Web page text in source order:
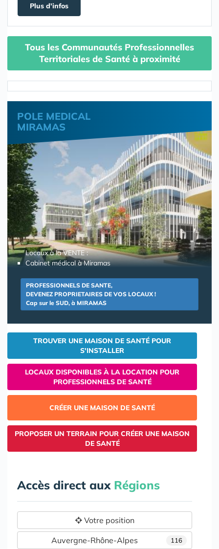
Plus d'infos
Tous les Communautés Professionnelles
Territoriales de Santé à proximité
POLE MEDICAL
MIRAMAS
Locaux à la VENTE :
Cabinet médical à Miramas
PROFESSIONNELS DE SANTE,
DEVENEZ PROPRIETAIRES DE VOS LOCAUX !
Cap sur le SUD, à MIRAMAS
TROUVER UNE MAISON DE SANTÉ POUR
S'INSTALLER
LOCAUX DISPONIBLES À LA LOCATION POUR
PROFESSIONNELS DE SANTÉ
CRÉER UNE MAISON DE SANTÉ
PROPOSER UN TERRAIN POUR CRÉER UNE MAISON
DE SANTÉ
Accès direct aux Régions
Votre position
116
Auvergne-Rhône-Alpes